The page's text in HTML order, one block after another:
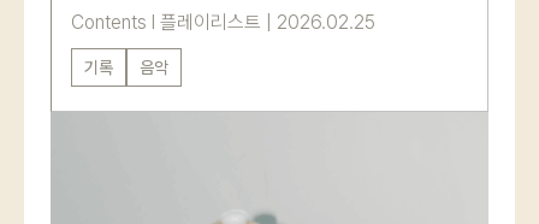
Contents l 플레이리스트 2026.02.25
기록 음악